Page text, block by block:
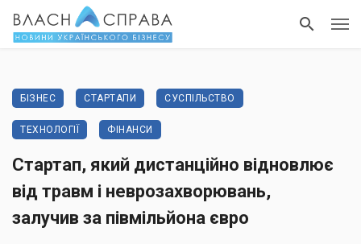
БІЗНЕС СТАРТАПИ СУСПІЛЬСТВО
ТЕХНОЛОГІЇ ФІНАНСИ
Стартап, який дистанційно відновлює
від травм і неврозахворювань,
залучив за півмільйона євро